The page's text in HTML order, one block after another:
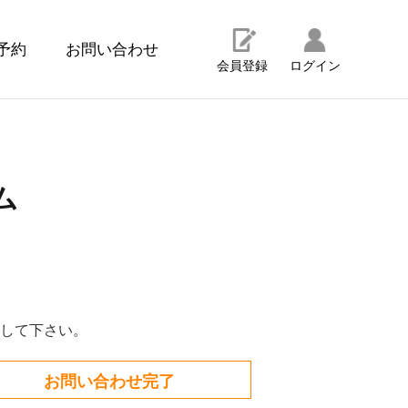
約 お問い合わせ
会員登録 ログイン
て下さい。
お問い合わせ完了